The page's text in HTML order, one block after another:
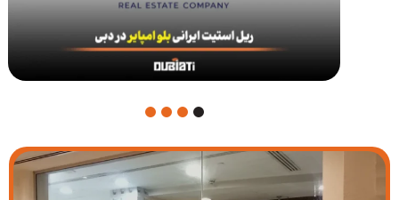
1